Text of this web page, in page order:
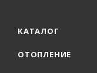
КАТАЛОГ
ОТОПЛЕНИЕ